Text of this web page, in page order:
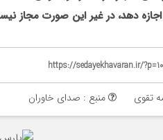
دهد، در غیر این صورت مجاز
https://sedayekhavaran.ir/
تقوی منبع : صدای خاوران